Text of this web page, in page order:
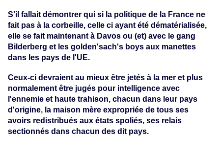
S'il fallait démontrer qui si la politique de la France ne
fait pas à la corbeille, celle ci ayant été dématérialisée,
elle se fait maintenant à Davos ou (et) avec le gang
Bilderberg et les golden'sach's boys aux manettes
dans les pays de l'UE.
Ceux-ci devraient au mieux être jetés à la mer et plus
normalement être jugés pour intelligence avec
l'ennemie et haute trahison, chacun dans leur pays
d'origine, la maison mère expropriée de tous ses
avoirs redistribués aux états spoliés, ses relais
sectionnés dans chacun des dit pays.